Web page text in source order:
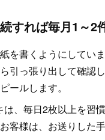
すれば毎月1～2
を書くようにしてい
引っ張り出して確認
ールします。
、毎日2枚以上を習
客様は、お送りした